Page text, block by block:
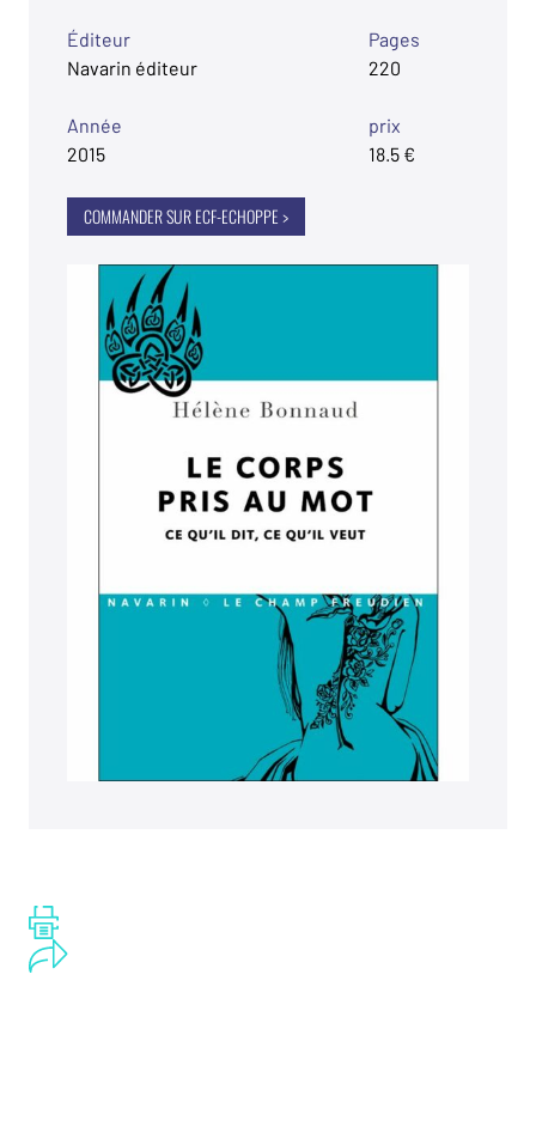
Éditeur
Navarin éditeur
Pages
220
Année
2015
prix
18.5 €
COMMANDER SUR ECF-ECHOPPE >